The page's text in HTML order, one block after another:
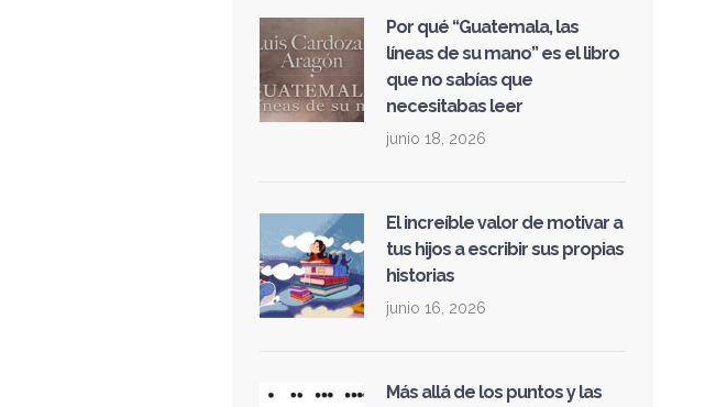
Por qué “Guatemala, las
líneas de su mano” es el libro
que no sabías que
necesitabas leer
junio 18, 2026
El increíble valor de motivar a
tus hijos a escribir sus propias
historias
junio 16, 2026
Más allá de los puntos y las